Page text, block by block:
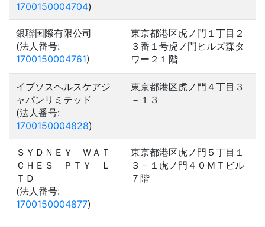
1700150004704)
銀聯国際有限公司
(法人番号:
1700150004761)
東京都港区虎ノ門１丁目２
３番１号虎ノ門ヒルズ森タ
ワー２１階
イプソスヘルスケアジ
ャパンリミテッド
(法人番号:
1700150004828)
東京都港区虎ノ門４丁目３
－１３
ＳＹＤＮＥＹ ＷＡＴ
ＣＨＥＳ ＰＴＹ Ｌ
ＴＤ
(法人番号:
1700150004877)
東京都港区虎ノ門５丁目１
３－１虎ノ門４０ＭＴビル
７階